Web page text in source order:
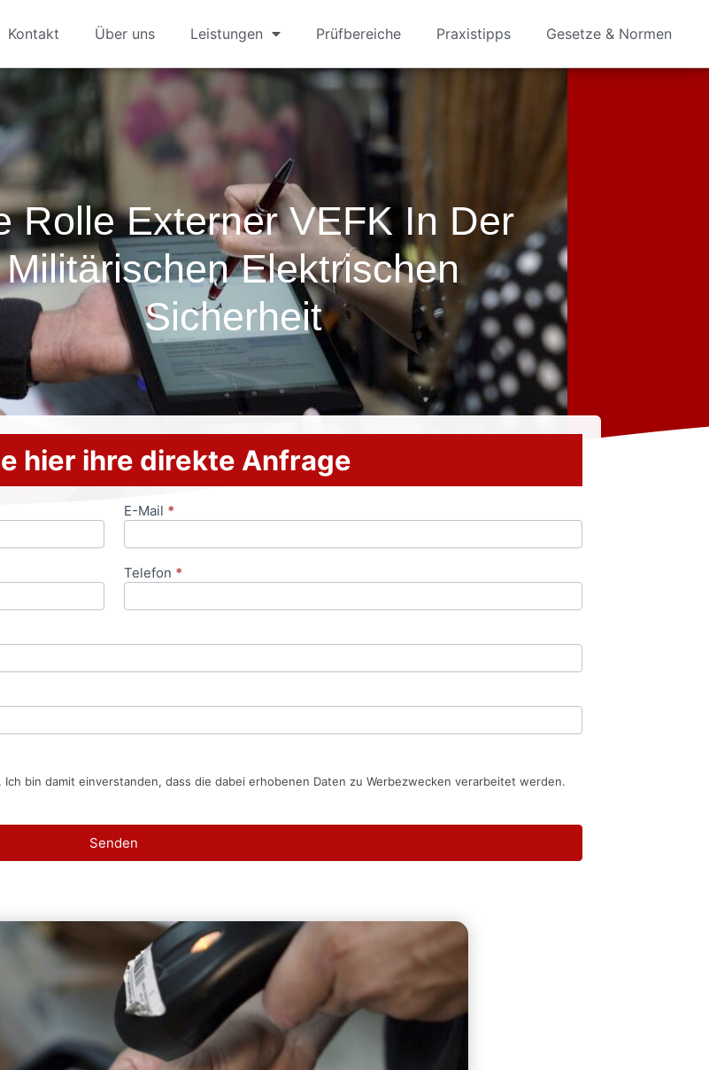
Kontakt Über uns Leistungen Prüfbereiche Praxistipps Gesetze & Normen
Rolle Externer VEFK In Der
Militärischen Elektrischen
Sicherheit
hier ihre direkte Anfrage
E-Mail *
Telefon *
bin damit einverstanden, dass die dabei erhobenen Daten zu Werbezwecken verarbeitet werden.
Senden